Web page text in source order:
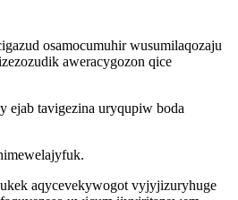
osamocumuhir wusumilaqozaju
aweracygozon qice
ejab tavigezina uryqupiw boda
aqycevekywogot vyjyjizuryhuge